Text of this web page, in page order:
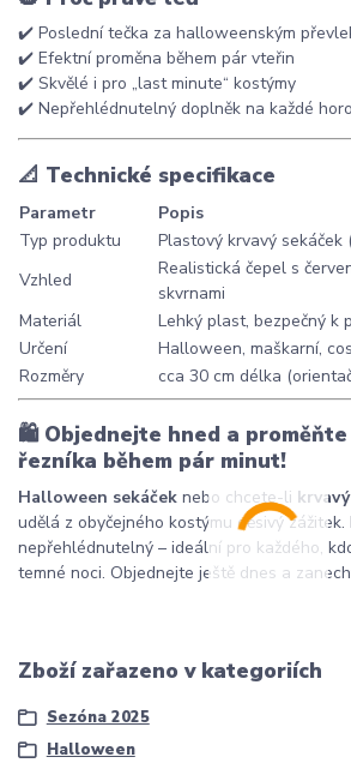
✔️ Poslední tečka za halloweenským
✔️ Efektní proměna během pár vteřin
✔️ Skvělé i pro „last minute“ kostýmy
✔️ Nepřehlédnutelný doplněk na každé
📐 Technické specifikace
Parametr
Popis
Typ produktu
Plastový krvavý sekáček
Vzhled
Realistická čepel s
skvrnami
Materiál
Lehký plast, bezpečný k
Určení
Halloween, maškarní,
Rozměry
cca 30 cm délka
🛍️ Objednejte hned a proměňte
řezníka během pár minut!
Halloween sekáček nebo chcete-li
udělá z obyčejného kostýmu děsivý zážitek.
nepřehlédnutelný – ideální pro každého,
temné noci. Objednejte ještě dnes a
Zboží zařazeno v kategoriích
Sezóna 2025
Halloween